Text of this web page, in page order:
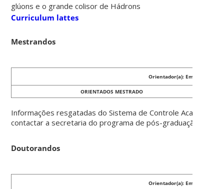
glúons e o grande colisor de Hádrons
Curriculum lattes
Mestrandos
Orientador(a): Emmanuel
ORIENTADOS MESTRADO
Informações resgatadas do Sistema de Controle Acadêmico
contactar a secretaria do programa de pós-graduação.
Doutorandos
Orientador(a): Emmanuel